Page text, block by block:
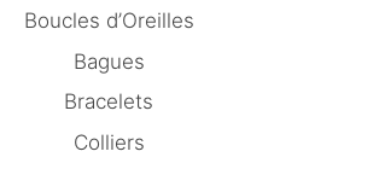
Boucles d’Oreilles
Bagues
Bracelets
Colliers